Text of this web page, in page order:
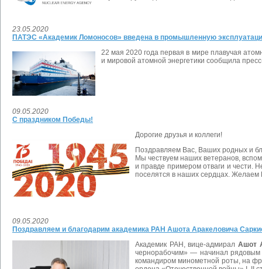
23.05.2020
ПАТЭС «Академик Ломоносов» введена в промышленную
22 мая 2020 года первая в мире плавучая
и мировой атомной энергетики сообщила
09.05.2020
С праздником Победы!
Дорогие друзья и коллеги!
Поздравляем Вас, Ваших родных и
Мы чествуем наших ветеранов,
и правде примером отваги и чести.
поселятся в наших сердцах. Желаем
09.05.2020
Поздравляем и благодарим академика РАН Ашота Аракеловича
Академик РАН, вице-адмиралАшот
чернорабочим» — начинал рядовым
командиром минометной роты, на